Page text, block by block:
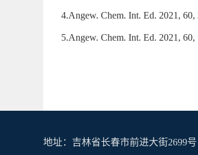
4.Angew. Chem. Int. Ed. 2021, 60,
5.Angew. Chem. Int. Ed. 2021, 60,
地址：吉林省长春市前进大街2699号